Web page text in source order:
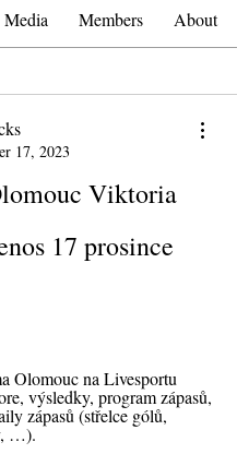
Media Members About
17, 2023
Viktoria
17 prosince
Olomouc na Livesportu
výsledky, program zápasů,
zápasů (střelce gólů,
…).